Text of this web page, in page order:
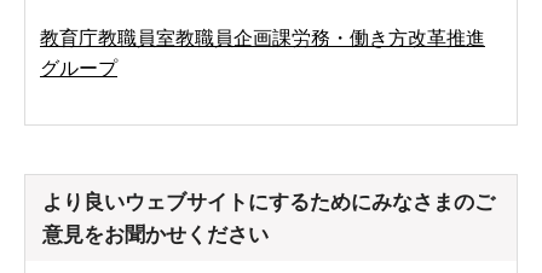
教育庁教職員室教職員企画課労務・働き方改革推進
グループ
より良いウェブサイトにするためにみなさまのご
意見をお聞かせください